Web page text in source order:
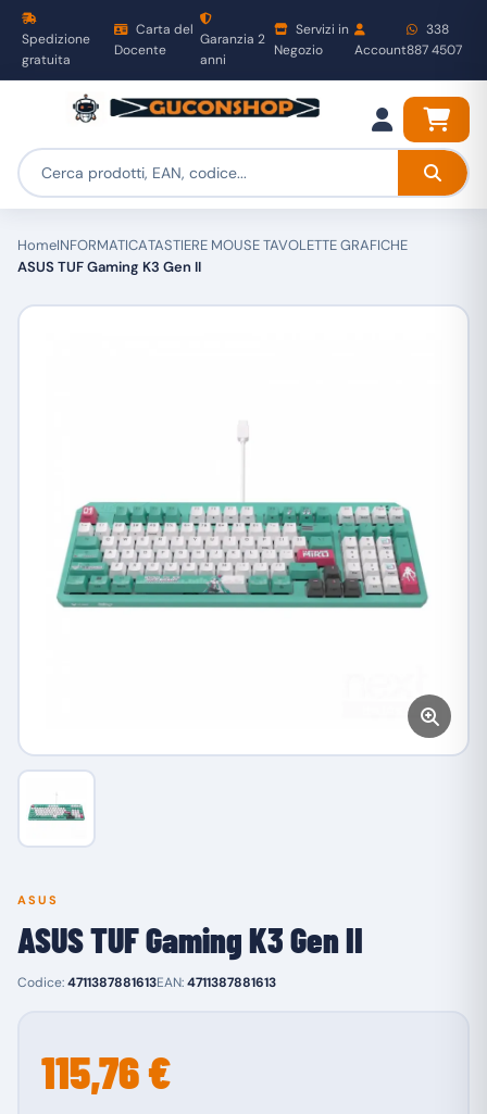
Spedizione
gratuita
Carta del
Docente
Garanzia 2
anni
Servizi in
Negozio
Account
338
887 4507
HomeINFORMATICATASTIERE MOUSE TAVOLETTE GRAFICHE
ASUS TUF Gaming K3 Gen II
ASUS
ASUS TUF Gaming K3 Gen II
Codice:4711387881613EAN:4711387881613
115,76 €